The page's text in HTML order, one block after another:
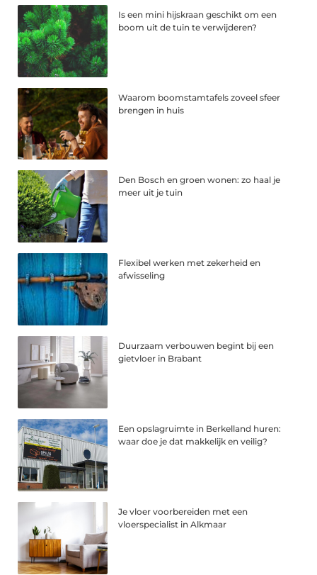
Is een mini hijskraan geschikt om een
boom uit de tuin te verwijderen?
Waarom boomstamtafels zoveel sfeer
brengen in huis
Den Bosch en groen wonen: zo haal je
meer uit je tuin
Flexibel werken met zekerheid en
afwisseling
Duurzaam verbouwen begint bij een
gietvloer in Brabant
Een opslagruimte in Berkelland huren:
waar doe je dat makkelijk en veilig?
Je vloer voorbereiden met een
vloerspecialist in Alkmaar